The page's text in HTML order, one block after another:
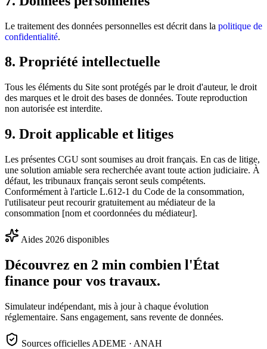
Le traitement des données personnelles est décrit dans la politique de
confidentialité.
8. Propriété intellectuelle
Tous les éléments du Site sont protégés par le droit d'auteur, le droit
des marques et le droit des bases de données. Toute reproduction
non autorisée est interdite.
9. Droit applicable et litiges
Les présentes CGU sont soumises au droit français. En cas de litige,
une solution amiable sera recherchée avant toute action judiciaire. À
défaut, les tribunaux français seront seuls compétents.
Conformément à l'article L.612-1 du Code de la consommation,
l'utilisateur peut recourir gratuitement au médiateur de la
consommation [nom et coordonnées du médiateur].
Aides 2026 disponibles
Découvrez en 2 min combien l'État
finance pour vos travaux.
Simulateur indépendant, mis à jour à chaque évolution
réglementaire. Sans engagement, sans revente de données.
Sources officielles ADEME · ANAH